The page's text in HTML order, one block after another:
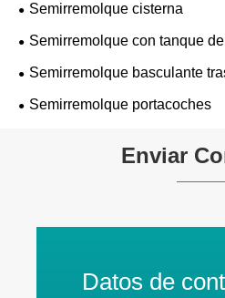
Semirremolque cisterna
Semirremolque con tanque
Semirremolque basculante
Semirremolque portacoches
Enviar
Datos de